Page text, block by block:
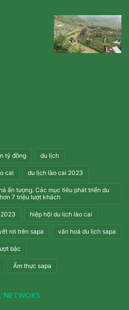
tỷ đồng du lịch
cai du lịch lào cai 2023
ấn tượng. Các mục tiêu phát triển du
7 triệu lượt khách
hiệp hội du lịch lào cai
rơi trên sapa văn hoá du lịch sapa
bậc
Ẩm thực sapa
NETWOKS